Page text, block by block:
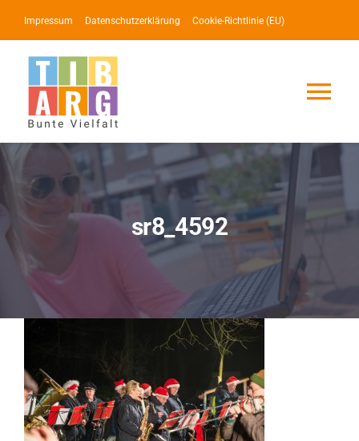
Inhalt
springen
Impressum Datenschutzerklärung Cookie-Richtlinie (EU)
Lotse
Service
Events
Impressionen
Über uns
sr8_4592